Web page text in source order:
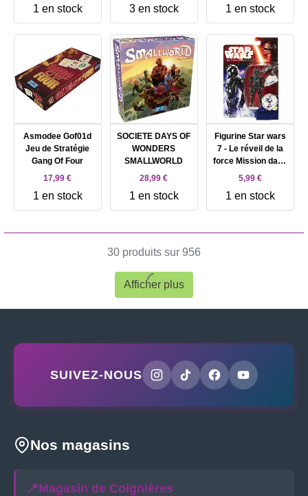
1 en stock 3 en stock 1 en stock
Asmodee Gof01d
Jeu de Stratégie
Gang Of Four
17,99 €
1 en stock
SOCIETE DAYS OF
WONDERS
SMALLWORLD
28,99 €
1 en stock
Figurine Star wars
7 - Le réveil de la
force Mission dans
la forêt
5,99 €
1 en stock
30 produits sur 956
Afficher plus
SUIVEZ-NOUS
Nos magasins
📍Magasin de Coignières